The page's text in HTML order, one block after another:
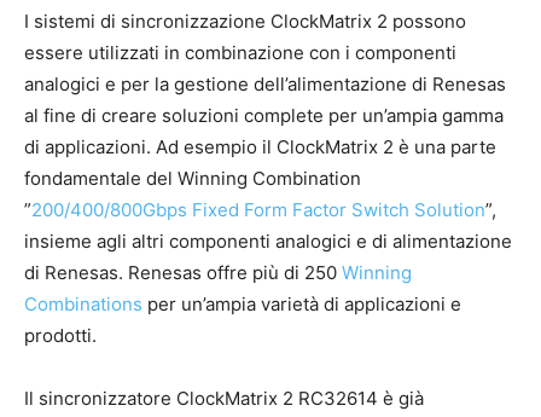
I sistemi di sincronizzazione ClockMatrix 2 possono
essere utilizzati in combinazione con i componenti
analogici e per la gestione dell’alimentazione di Renesas
al fine di creare soluzioni complete per un’ampia gamma
di applicazioni. Ad esempio il ClockMatrix 2 è una parte
fondamentale del Winning Combination
”200/400/800Gbps Fixed Form Factor Switch Solution”,
insieme agli altri componenti analogici e di alimentazione
di Renesas. Renesas offre più di 250 Winning
Combinations per un’ampia varietà di applicazioni e
prodotti.
Il sincronizzatore ClockMatrix 2 RC32614 è già